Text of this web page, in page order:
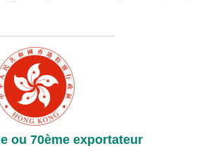
ou 70ème exportateur